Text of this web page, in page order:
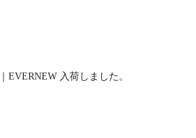
EVERNEW 入荷しました。